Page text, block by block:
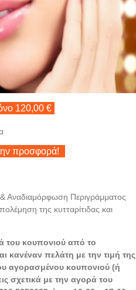
120,00 €
προσφορά!
Αναδιαμόρφωση Περιγράμματος
της κυτταρίτιδας και
του κουπονιού από το
κανέναν πελάτη με την τιμή της
αγορασμένου κουπονιού (ή
σχετικά με την αγορά του